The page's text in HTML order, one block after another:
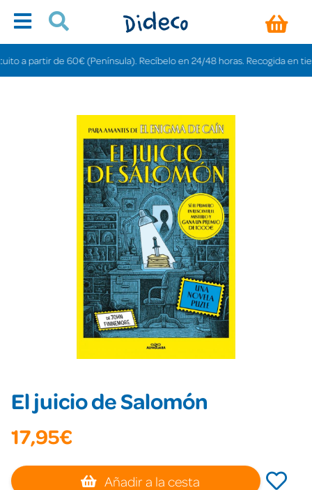
partir de 60€ (Península). Recíbelo en 24/48 horas. Recogida en tiendas
El juicio de Salomón
17,95€
Añadir a la cesta